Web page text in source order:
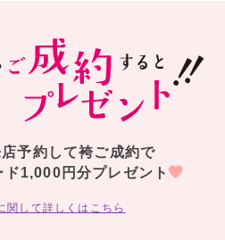
予約して袴ご成約で
1,000円分プレゼント
関して詳しくはこちら